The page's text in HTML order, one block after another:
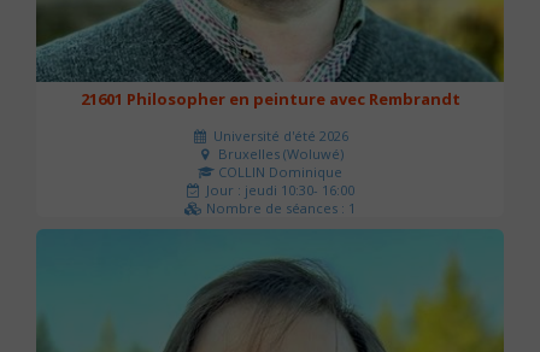
21601 Philosopher en peinture avec Rembrandt
Université d'été 2026
Bruxelles (Woluwé)
COLLIN Dominique
Jour : jeudi 10:30- 16:00
Nombre de séances : 1
40 €